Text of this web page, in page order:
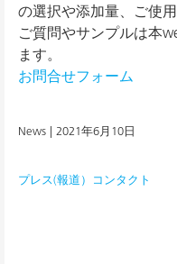
の選択や添加量、ご使
ご質問やサンプルは本
ます。
お問合せフォーム
News | 2021年6月10日
プレス(報道）コンタクト